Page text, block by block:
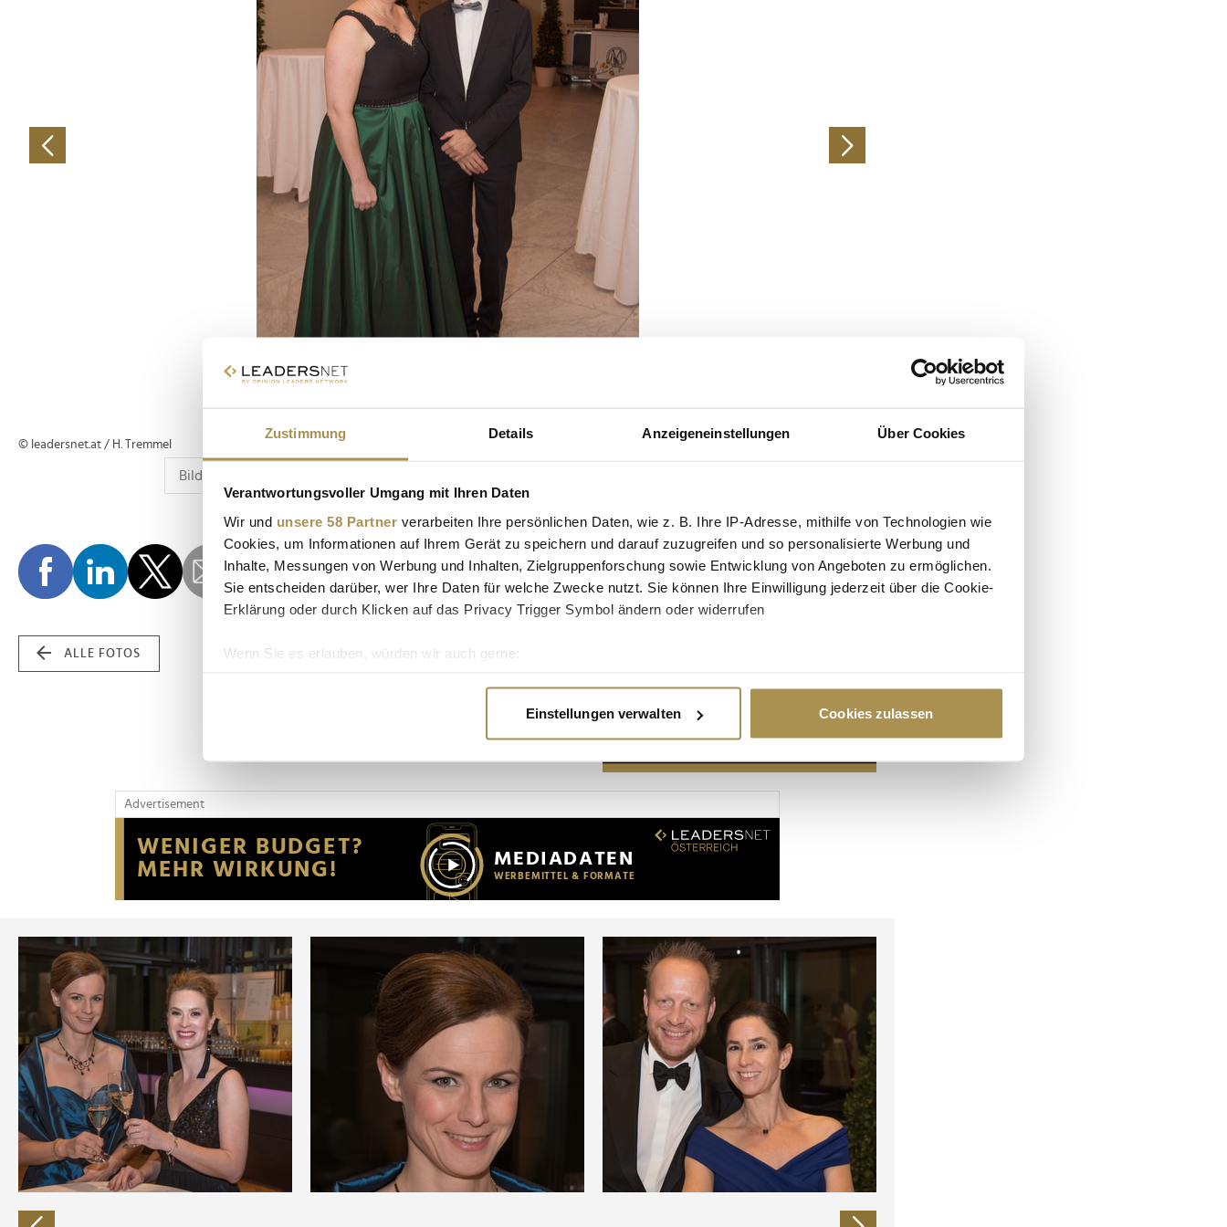
Zustimmung Details Anzeigeneinstellungen Über Cookies
Verantwortungsvoller Umgang mit Ihren Daten
Wir und unsere 58 Partner verarbeiten Ihre persönlichen Daten, wie z. B. Ihre IP-Adresse, mithilfe von Technologien wie
Cookies, um Informationen auf Ihrem Gerät zu speichern und darauf zuzugreifen und so personalisierte Werbung und
Inhalte, Messungen von Werbung und Inhalten, Zielgruppenforschung sowie Entwicklung von Angeboten zu ermöglichen.
Sie entscheiden darüber, wer Ihre Daten für welche Zwecke nutzt. Sie können Ihre Einwilligung jederzeit über die Cookie-
Erklärung oder durch Klicken auf das Privacy Trigger Symbol ändern oder widerrufen
Wenn Sie es erlauben, würden wir auch gerne:
Erfahren Sie mehr darüber, wie Ihre persönlichen Daten verarbeitet werden, und legen Sie Ihre Präferenzen im
Wir verwenden Cookies, um Inhalte und Anzeigen zu personalisieren, Funktionen für soziale Medien anbieten zu können
Website an unsere Partner für soziale Medien, Werbung und Analysen weiter. Unsere Partner führen diese Informationen
möglicherweise mit weiteren Daten zusammen, die Sie ihnen bereitgestellt haben oder die sie im Rahmen Ihrer Nutzung
der Dienste gesammelt haben.
Einstellungen verwalten Cookies zulassen
© leadersnet.at / H. Tremmel
ALLE FOTOS
Advertisement
Advertisement